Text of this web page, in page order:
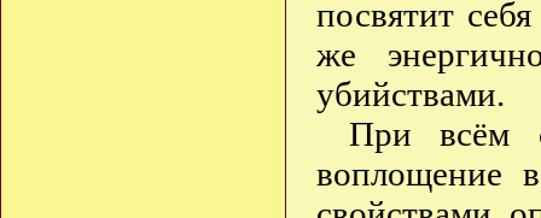
посвятит
же
убийствами.
При всём
воплощение